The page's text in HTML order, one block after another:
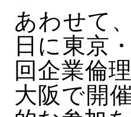
あわせて
日に東京
回企業倫
大阪で開